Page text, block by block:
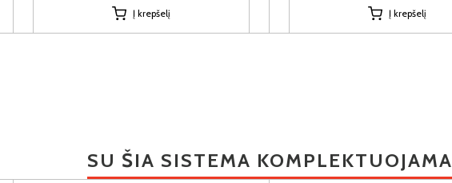
Į krepšelį Į krepšelį
SU ŠIA SISTEMA KOMPLEKTUOJAMA